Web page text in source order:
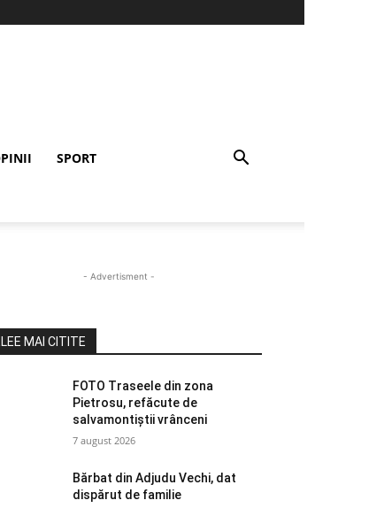
SPORT
- Advertisment -
MAI CITITE
FOTO Traseele din zona
Pietrosu, refăcute de
salvamontiștii vrânceni
7 august 2026
Bărbat din Adjudu Vechi, dat
dispărut de familie